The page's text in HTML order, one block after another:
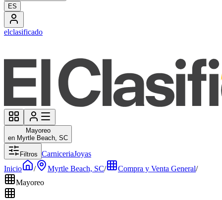
ES
elclasificado
Mayoreo
en Myrtle Beach, SC
Filtros CarniceriaJoyas
Inicio
/ Myrtle Beach, SC/ Compra y Venta General/
Mayoreo